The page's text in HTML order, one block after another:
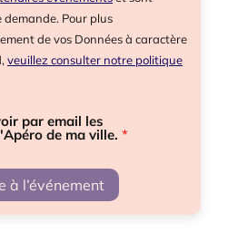
Pour plus
de vos Données à caractère
veuillez consulter notre politique
par email les
de ma ville. *
à l’événement